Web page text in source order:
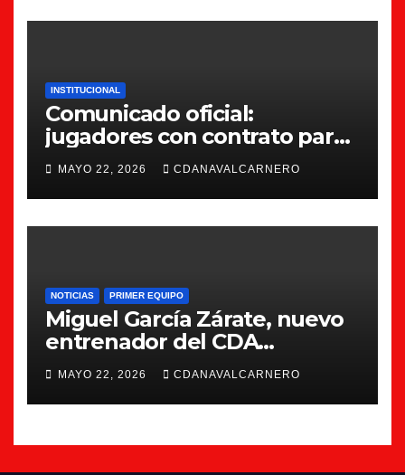
INSTITUCIONAL
Comunicado oficial:
jugadores con contrato para
la 26/27
MAYO 22, 2026 CDANAVALCARNERO
NOTICIAS PRIMER EQUIPO
Miguel García Zárate, nuevo
entrenador del CDA
Navalcarnero
MAYO 22, 2026 CDANAVALCARNERO